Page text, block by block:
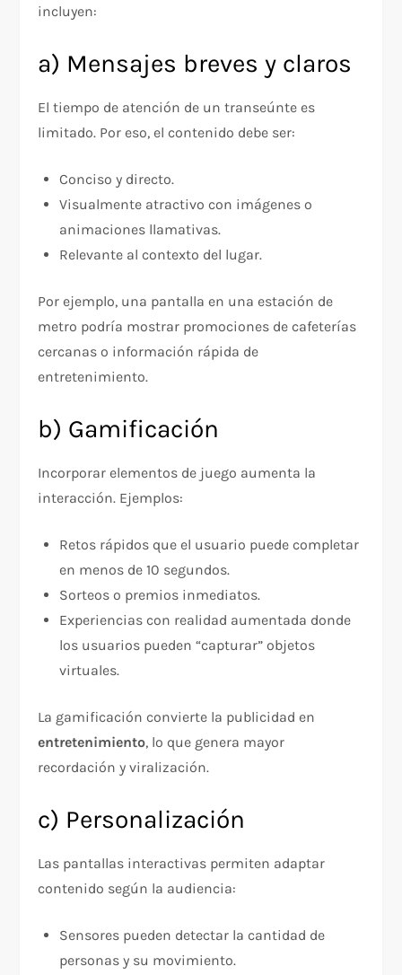
incluyen:
a) Mensajes breves y claros
El tiempo de atención de un transeúnte es
limitado. Por eso, el contenido debe ser:
Conciso y directo.
Visualmente atractivo con imágenes o
animaciones llamativas.
Relevante al contexto del lugar.
Por ejemplo, una pantalla en una estación de
metro podría mostrar promociones de cafeterías
cercanas o información rápida de
entretenimiento.
b) Gamificación
Incorporar elementos de juego aumenta la
interacción. Ejemplos:
Retos rápidos que el usuario puede completar
en menos de 10 segundos.
Sorteos o premios inmediatos.
Experiencias con realidad aumentada donde
los usuarios pueden “capturar” objetos
virtuales.
La gamificación convierte la publicidad en
entretenimiento, lo que genera mayor
recordación y viralización.
c) Personalización
Las pantallas interactivas permiten adaptar
contenido según la audiencia:
Sensores pueden detectar la cantidad de
personas y su movimiento.